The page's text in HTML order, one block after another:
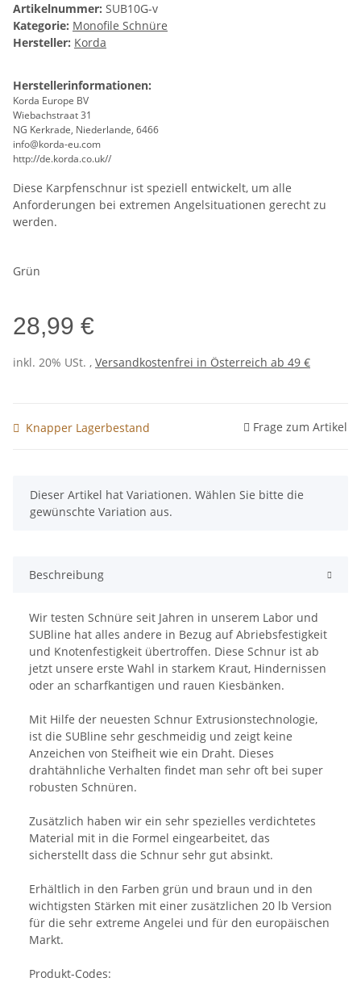
Artikelnummer: SUB10G-v
Kategorie: Monofile Schnüre
Hersteller: Korda
Herstellerinformationen:
Korda Europe BV
Wiebachstraat 31
NG Kerkrade, Niederlande, 6466
info@korda-eu.com
http://de.korda.co.uk//
Diese Karpfenschnur ist speziell entwickelt, um alle
Anforderungen bei extremen Angelsituationen gerecht zu
werden.
Grün
28,99 €
inkl. 20% USt. , Versandkostenfrei in Österreich ab 49 €
Knapper Lagerbestand Frage zum Artikel
x
Dieser Artikel hat Variationen. Wählen Sie bitte die
gewünschte Variation aus.
Beschreibung
Wir testen Schnüre seit Jahren in unserem Labor und
SUBline hat alles andere in Bezug auf Abriebsfestigkeit
und Knotenfestigkeit übertroffen. Diese Schnur ist ab
jetzt unsere erste Wahl in starkem Kraut, Hindernissen
oder an scharfkantigen und rauen Kiesbänken.
Mit Hilfe der neuesten Schnur Extrusionstechnologie,
ist die SUBline sehr geschmeidig und zeigt keine
Anzeichen von Steifheit wie ein Draht. Dieses
drahtähnliche Verhalten findet man sehr oft bei super
robusten Schnüren.
Zusätzlich haben wir ein sehr spezielles verdichtetes
Material mit in die Formel eingearbeitet, das
sicherstellt dass die Schnur sehr gut absinkt.
Erhältlich in den Farben grün und braun und in den
wichtigsten Stärken mit einer zusätzlichen 20 lb Version
für die sehr extreme Angelei und für den europäischen
Markt.
Produkt-Codes: